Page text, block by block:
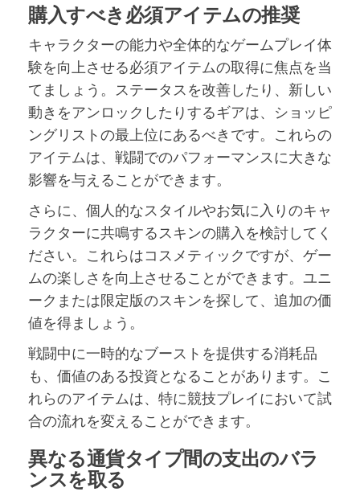
購入すべき必須アイテムの推奨
キャラクターの能力や全体的なゲームプレイ体
験を向上させる必須アイテムの取得に焦点を当
てましょう。ステータスを改善したり、新しい
動きをアンロックしたりするギアは、ショッピ
ングリストの最上位にあるべきです。これらの
アイテムは、戦闘でのパフォーマンスに大きな
影響を与えることができます。
さらに、個人的なスタイルやお気に入りのキャ
ラクターに共鳴するスキンの購入を検討してく
ださい。これらはコスメティックですが、ゲー
ムの楽しさを向上させることができます。ユニ
ークまたは限定版のスキンを探して、追加の価
値を得ましょう。
戦闘中に一時的なブーストを提供する消耗品
も、価値のある投資となることがあります。こ
れらのアイテムは、特に競技プレイにおいて試
合の流れを変えることができます。
異なる通貨タイプ間の支出のバラ
ンスを取る